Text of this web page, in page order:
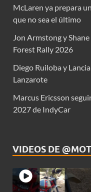
McLaren ya prepara
que no sea el último
Jon Armstong y
Forest Rally 2026
Diego Ruiloba y
Lanzarote
Marcus Ericsson
2027 de IndyCar
VIDEOS DE